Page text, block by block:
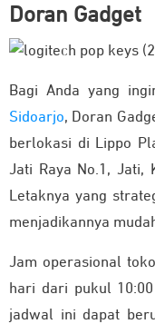
Doran Gadget
Bagi Anda yang
Sidoarjo, Doran
berlokasi di Lippo
Jati Raya No.1, Jati,
Letaknya yang
menjadikannya
Jam operasional
hari dari pukul
jadwal ini dapat